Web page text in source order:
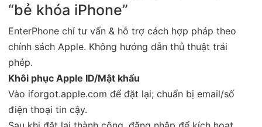
“bẻ khóa iPhone”
EnterPhone chỉ tư vấn & hỗ trợ cách hợp pháp theo
chính sách Apple. Không hướng dẫn thủ thuật trái
phép.
Khôi phục Apple ID/Mật khẩu
Vào iforgot.apple.com để đặt lại; chuẩn bị email/số
điện thoại tin cậy.